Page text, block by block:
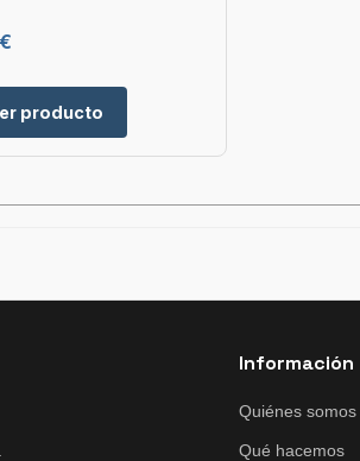
producto
Información
Quiénes somos
Qué hacemos